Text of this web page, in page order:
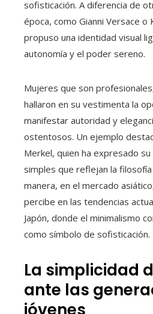
sofisticación. A diferencia de
época, como Gianni Versace o
propuso una identidad visual
autonomía y el poder sereno.
Mujeres que son
hallaron en su vestimenta la
manifestar autoridad y
ostentosos. Un ejemplo
Merkel, quien ha expresado
simples que reflejan la filosofía
manera, en el mercado
percibe en las tendencias
Japón, donde el minimalismo
como símbolo de sofisticación.
La simplicidad
ante las